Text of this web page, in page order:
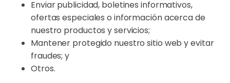
Enviar publicidad, boletines informativos,
ofertas especiales o información acerca de
nuestro productos y servicios;
Mantener protegido nuestro sitio web y evitar
fraudes; y
Otros.